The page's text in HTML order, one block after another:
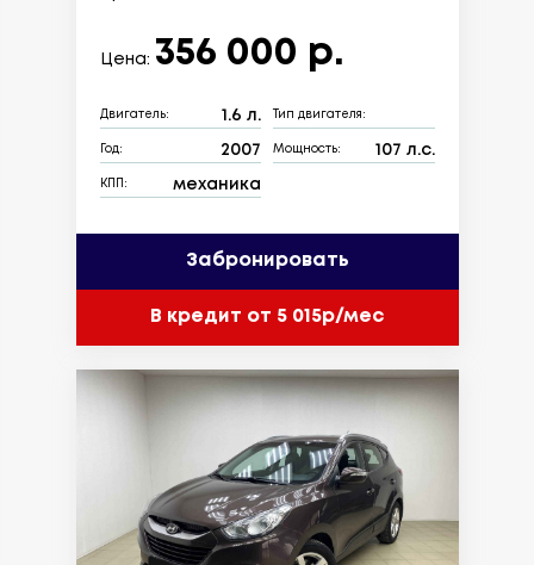
Цена: 356 000 р.
Двигатель: 1.6 л. Тип двигателя:
Год: 2007 Мощность: 107 л.с.
КПП: механика
Забронировать
В кредит от 5 015р/мес